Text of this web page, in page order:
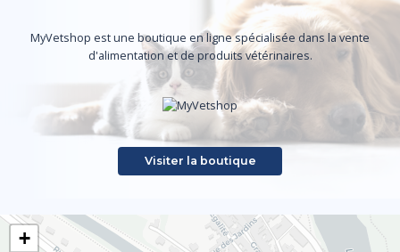
MyVetshop est une boutique en ligne spécialisée dans la vente
d'alimentation et de produits vétérinaires.
Visiter la boutique
+